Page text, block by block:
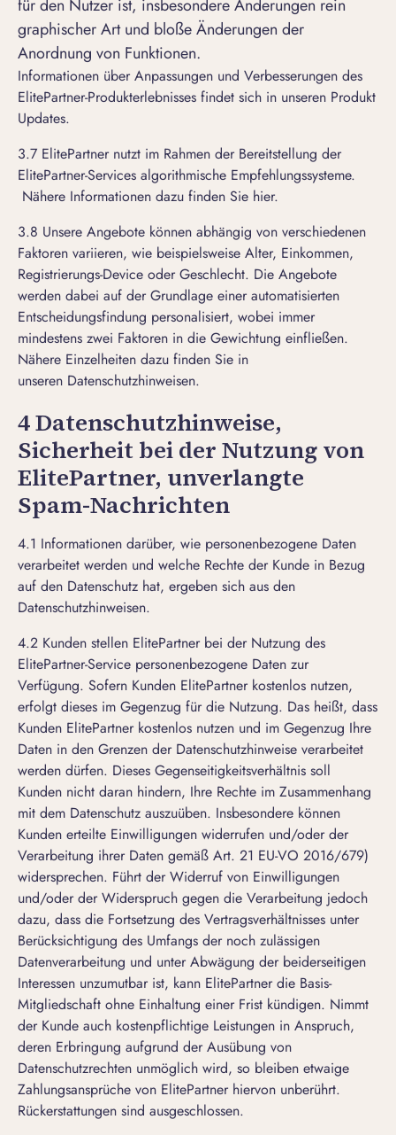
für den Nutzer ist, insbesondere Änderungen rein
graphischer Art und bloße Änderungen der
Anordnung von Funktionen.
Informationen über Anpassungen und Verbesserungen des
ElitePartner-Produkterlebnisses findet sich in unseren Produkt
Updates.
3.7 ElitePartner nutzt im Rahmen der Bereitstellung der
ElitePartner-Services algorithmische Empfehlungssysteme.
Nähere Informationen dazu finden Sie hier.
3.8 Unsere Angebote können abhängig von verschiedenen
Faktoren variieren, wie beispielsweise Alter, Einkommen,
Registrierungs-Device oder Geschlecht. Die Angebote
werden dabei auf der Grundlage einer automatisierten
Entscheidungsfindung personalisiert, wobei immer
mindestens zwei Faktoren in die Gewichtung einfließen.
Nähere Einzelheiten dazu finden Sie in
unseren Datenschutzhinweisen.
4 Datenschutzhinweise,
Sicherheit bei der Nutzung von
ElitePartner, unverlangte
Spam-Nachrichten
4.1 Informationen darüber, wie personenbezogene Daten
verarbeitet werden und welche Rechte der Kunde in Bezug
auf den Datenschutz hat, ergeben sich aus den
Datenschutzhinweisen.
4.2 Kunden stellen ElitePartner bei der Nutzung des
ElitePartner-Service personenbezogene Daten zur
Verfügung. Sofern Kunden ElitePartner kostenlos nutzen,
erfolgt dieses im Gegenzug für die Nutzung. Das heißt, dass
Kunden ElitePartner kostenlos nutzen und im Gegenzug Ihre
Daten in den Grenzen der Datenschutzhinweise verarbeitet
werden dürfen. Dieses Gegenseitigkeitsverhältnis soll
Kunden nicht daran hindern, Ihre Rechte im Zusammenhang
mit dem Datenschutz auszuüben. Insbesondere können
Kunden erteilte Einwilligungen widerrufen und/oder der
Verarbeitung ihrer Daten gemäß Art. 21 EU-VO 2016/679)
widersprechen. Führt der Widerruf von Einwilligungen
und/oder der Widerspruch gegen die Verarbeitung jedoch
dazu, dass die Fortsetzung des Vertragsverhältnisses unter
Berücksichtigung des Umfangs der noch zulässigen
Datenverarbeitung und unter Abwägung der beiderseitigen
Interessen unzumutbar ist, kann ElitePartner die Basis-
Mitgliedschaft ohne Einhaltung einer Frist kündigen. Nimmt
der Kunde auch kostenpflichtige Leistungen in Anspruch,
deren Erbringung aufgrund der Ausübung von
Datenschutzrechten unmöglich wird, so bleiben etwaige
Zahlungsansprüche von ElitePartner hiervon unberührt.
Rückerstattungen sind ausgeschlossen.